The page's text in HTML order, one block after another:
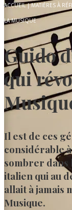
ACCUEIL|MATIÈRES À
LA MUSIQUE
Guido
qui
Il est de ces
considérable
sombrer dans
italien qui au
allait à jamais
Musique.